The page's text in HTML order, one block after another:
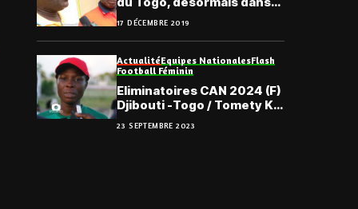
une commune association
nationale
17 DÉCEMBRE 2019
ActualitéEquipes NationalesFlash
Football Féminin
Eliminatoires CAN 2024 (F)
Djibouti -Togo / Tomety Kaï
: « C’est un score
encourageant »
23 SEPTEMBRE 2023